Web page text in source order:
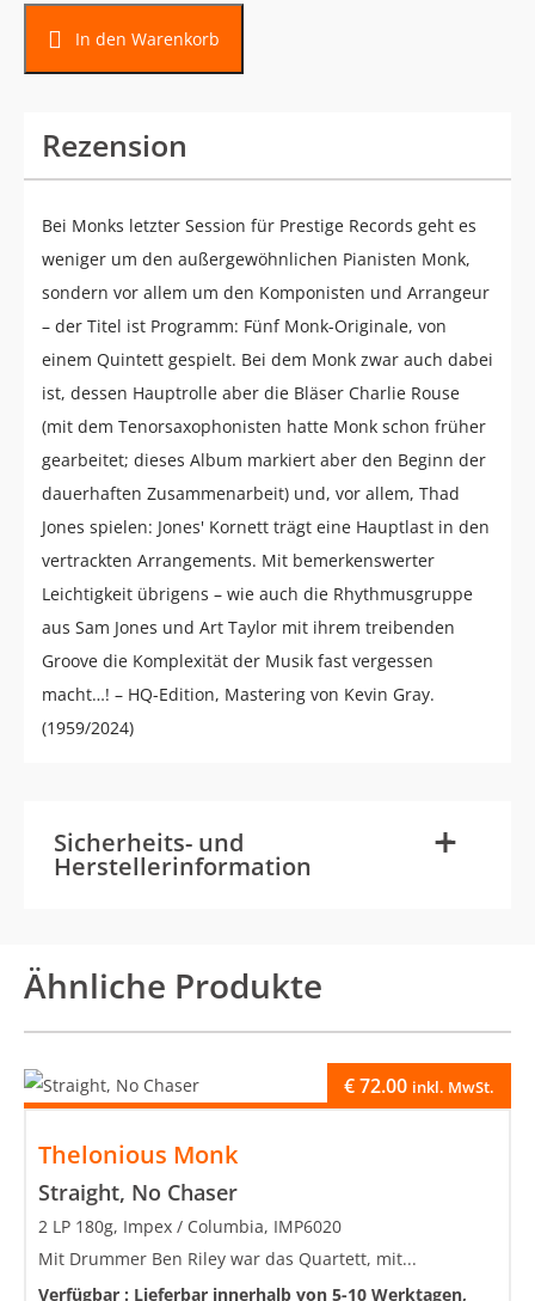
In den Warenkorb
Rezension
Bei Monks letzter Session für Prestige Records geht es
weniger um den außergewöhnlichen Pianisten Monk,
sondern vor allem um den Komponisten und Arrangeur
– der Titel ist Programm: Fünf Monk-Originale, von
einem Quintett gespielt. Bei dem Monk zwar auch dabei
ist, dessen Hauptrolle aber die Bläser Charlie Rouse
(mit dem Tenorsaxophonisten hatte Monk schon früher
gearbeitet; dieses Album markiert aber den Beginn der
dauerhaften Zusammenarbeit) und, vor allem, Thad
Jones spielen: Jones' Kornett trägt eine Hauptlast in den
vertrackten Arrangements. Mit bemerkenswerter
Leichtigkeit übrigens – wie auch die Rhythmusgruppe
aus Sam Jones und Art Taylor mit ihrem treibenden
Groove die Komplexität der Musik fast vergessen
macht…! – HQ-Edition, Mastering von Kevin Gray.
(1959/2024)
Sicherheits- und
Herstellerinformation +
-
Ähnliche Produkte
Thelonious Monk
Straight, No Chaser
€72.00 inkl. MwSt.
2 LP 180g, Impex / Columbia, IMP6020
Mit Drummer Ben Riley war das Quartett, mit...
Verfügbar : Lieferbar innerhalb von 5-10 Werktagen,